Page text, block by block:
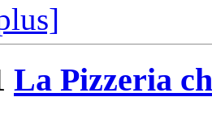
La Pizzeria